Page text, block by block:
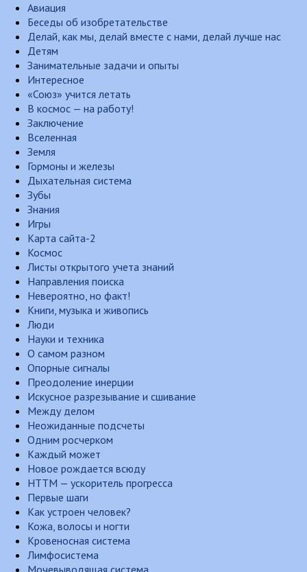
Авиация
Беседы об изобретательстве
Делай, как мы, делай вместе с нами, делай лучше нас
Детям
Занимательные задачи и опыты
Интересное
«Союз» учится летать
В космос — на работу!
Заключение
Вселенная
Земля
Гормоны и железы
Дыхательная система
Зубы
Знания
Игры
Карта сайта-2
Космос
Листы открытого учета знаний
Направления поиска
Невероятно, но факт!
Книги, музыка и живопись
Люди
Науки и техника
О самом разном
Опорные сигналы
Преодоление инерции
Искусное разрезывание и сшивание
Между делом
Неожиданные подсчеты
Одним росчерком
Каждый может
Новое рождается всюду
НТТМ — ускоритель прогресса
Первые шаги
Как устроен человек?
Кожа, волосы и ногти
Кровеносная система
Лимфосистема
Мочевыводящая система